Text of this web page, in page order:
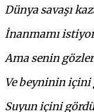
Dünya savaşı
İnanmamı
Ama senin
Ve beyninin
Suyun içini